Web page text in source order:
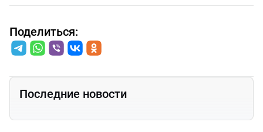
Поделиться:
Последние новости